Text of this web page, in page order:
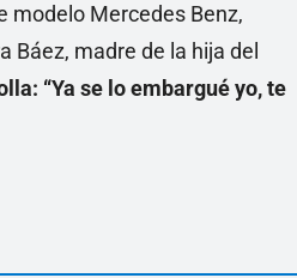
modelo Mercedes Benz,
madre de la hija del
“Ya se lo embargué yo, te